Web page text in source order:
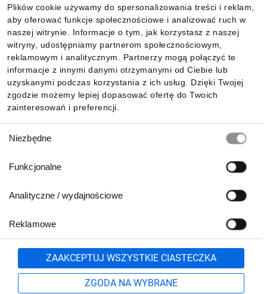
Plików cookie używamy do spersonalizowania treści i reklam,
aby oferować funkcje społecznościowe i analizować ruch w
naszej witrynie. Informacje o tym, jak korzystasz z naszej
witryny, udostępniamy partnerom społecznościowym,
reklamowym i analitycznym. Partnerzy mogą połączyć te
informacje z innymi danymi otrzymanymi od Ciebie lub
uzyskanymi podczas korzystania z ich usług. Dzięki Twojej
zgodzie możemy lepiej dopasować ofertę do Twoich
zainteresowań i preferencji.
zgody
Niezbędne
Funkcjonalne
Analityczne / wydajnościowe
Reklamowe
ZAAKCEPTUJ WSZYSTKIE CIASTECZKA
ZGODA NA WYBRANE
Informacje
Pobierz naszą aplikację mobilną:
801 500 700 lub
71 37 61 600
Formularz kontaktowy